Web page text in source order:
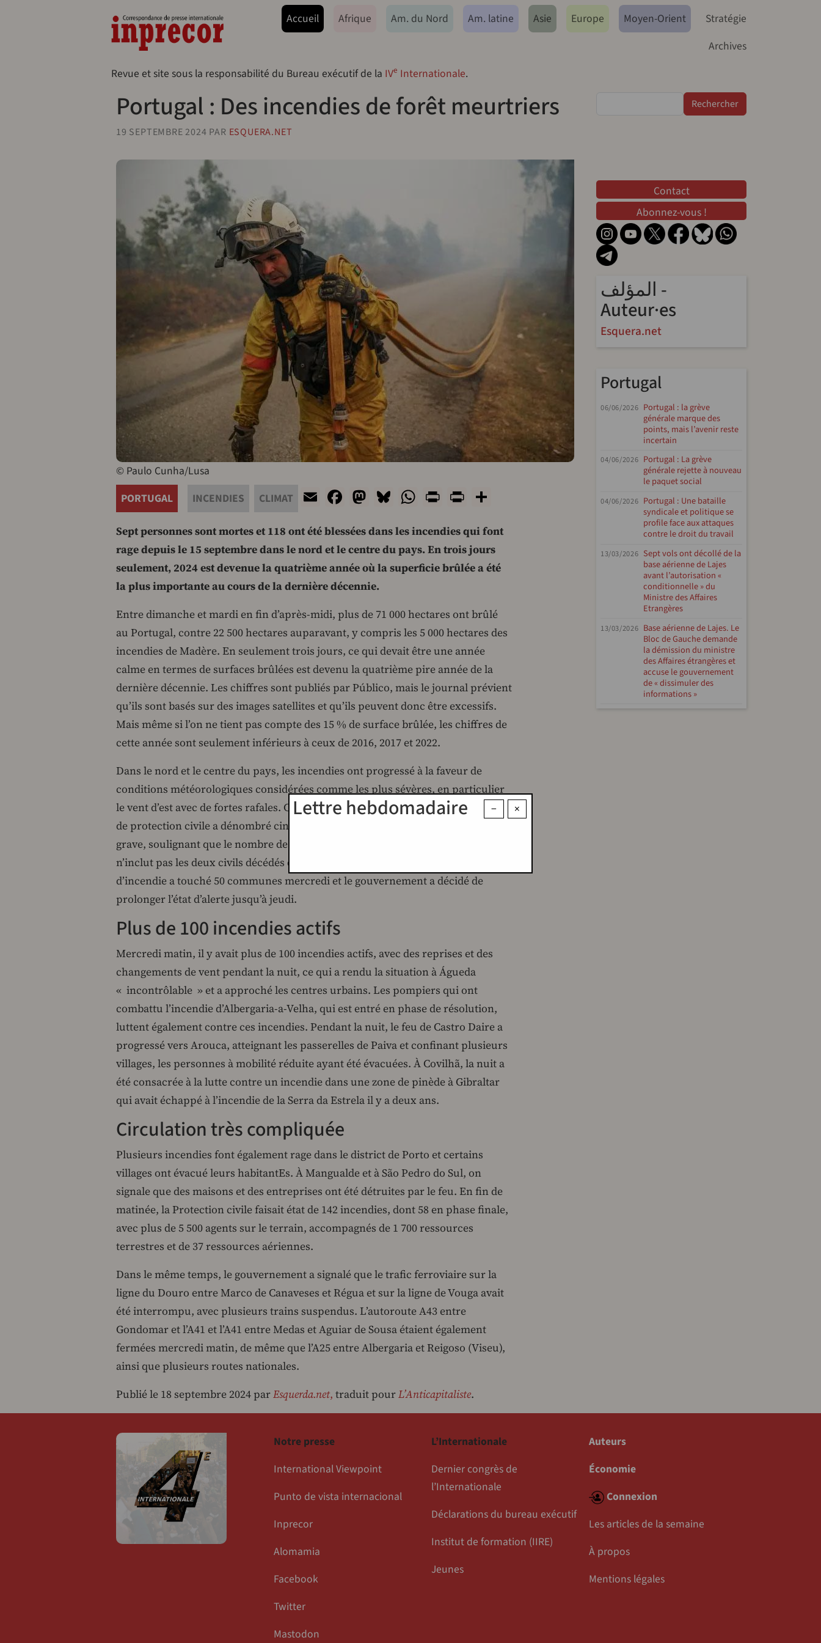
Navegação principal
Accueil Afrique Am. du Nord Am. latine Asie Europe Moyen-Orient
Stratégie
Archives
Revue et site sous la responsabilité du Bureau exécutif de la IVe Internationale.
Portugal : Des incendies de forêt meurtriers
19 SEPTEMBRE 2024 PAR ESQUERA.NET
© Paulo Cunha/Lusa
PORTUGAL
INCENDIES CLIMAT EmailFacebook
Mastodon
Bluesky
WhatsApp
PrintPrintFriendly
Sept personnes sont mortes et 118 ont été blessées dans les incendies qui font
rage depuis le 15 septembre dans le nord et le centre du pays. En trois jours
seulement, 2024 est devenue la quatrième année où la superficie brûlée a été
la plus importante au cours de la dernière décennie.
Entre dimanche et mardi en fin d’après-midi, plus de 71 000 hectares ont brûlé
au Portugal, contre 22 500 hectares auparavant, y compris les 5 000 hectares des
incendies de Madère. En seulement trois jours, ce qui devait être une année
calme en termes de surfaces brûlées est devenu la quatrième pire année de la
dernière décennie. Les chiffres sont publiés par Público, mais le journal prévient
qu’ils sont basés sur des images satellites et qu’ils peuvent donc être excessifs.
Mais même si l’on ne tient pas compte des 15 % de surface brûlée, les chiffres de
cette année sont seulement inférieurs à ceux de 2016, 2017 et 2022.
Dans le nord et le centre du pays, les incendies ont progressé à la faveur de
conditions météorologiques considérées comme les plus sévères, en particulier
le vent d’est avec de fortes rafales. Ce mercredi, l’Autorité nationale d’urgence et
de protection civile a dénombré cinq morts et 118 blesséEs, dont 10 dans un état
grave, soulignant que le nombre de morts lui a été transmis par l’INEM et
n’inclut pas les deux civils décédés d’une maladie subite. Le risque maximal
d’incendie a touché 50 communes mercredi et le gouvernement a décidé de
prolonger l’état d’alerte jusqu’à jeudi.
Plus de 100 incendies actifs
Mercredi matin, il y avait plus de 100 incendies actifs, avec des reprises et des
changements de vent pendant la nuit, ce qui a rendu la situation à Águeda
« incontrôlable » et a approché les centres urbains. Les pompiers qui ont
combattu l’incendie d’Albergaria-a-Velha, qui est entré en phase de résolution,
luttent également contre ces incendies. Pendant la nuit, le feu de Castro Daire a
progressé vers Arouca, atteignant les passerelles de Paiva et confinant plusieurs
villages, les personnes à mobilité réduite ayant été évacuées. À Covilhã, la nuit a
été consacrée à la lutte contre un incendie dans une zone de pinède à Gibraltar
qui avait échappé à l’incendie de la Serra da Estrela il y a deux ans.
Circulation très compliquée
Plusieurs incendies font également rage dans le district de Porto et certains
villages ont évacué leurs habitantEs. À Mangualde et à São Pedro do Sul, on
signale que des maisons et des entreprises ont été détruites par le feu. En fin de
matinée, la Protection civile faisait état de 142 incendies, dont 58 en phase finale,
avec plus de 5 500 agents sur le terrain, accompagnés de 1 700 ressources
terrestres et de 37 ressources aériennes.
Dans le même temps, le gouvernement a signalé que le trafic ferroviaire sur la
ligne du Douro entre Marco de Canaveses et Régua et sur la ligne de Vouga avait
été interrompu, avec plusieurs trains suspendus. L’autoroute A43 entre
Gondomar et l’A41 et l’A41 entre Medas et Aguiar de Sousa étaient également
fermées mercredi matin, de même que l’A25 entre Albergaria et Reigoso (Viseu),
ainsi que plusieurs routes nationales.
Publié le 18 septembre 2024 parEsquerda.net, traduit pourL’Anticapitaliste.
×
−
Lettre hebdomadaire
Contact
Abonnez-vous !
المؤلف -
Auteur·es
Esquera.net
Portugal
06/06/2026 Portugal : la grève
générale marque des
points, mais l’avenir reste
incertain
04/06/2026 Portugal : La grève
générale rejette à nouveau
le paquet social
04/06/2026 Portugal : Une bataille
syndicale et politique se
profile face aux attaques
contre le droit du travail
13/03/2026 Sept vols ont décollé de la
base aérienne de Lajes
avant l’autorisation «
conditionnelle » du
Ministre des Affaires
Etrangères
13/03/2026 Base aérienne de Lajes. Le
Bloc de Gauche demande
la démission du ministre
des Affaires étrangères et
accuse le gouvernement
de « dissimuler des
informations »
Notre presse
International Viewpoint
Punto de vista internacional
Inprecor
Alomamia
Facebook
Twitter
Mastodon
L’Internationale
Dernier congrès de
l’Internationale
Déclarations du bureau exécutif
Institut de formation (IIRE)
Jeunes
Auteurs
Économie
Connexion
Les articles de la semaine
À propos
Mentions légales